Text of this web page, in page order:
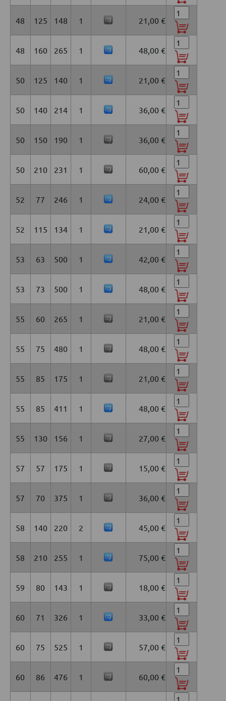
48 125 148 1 21,00 €
48 160 265 1 48,00 €
50 125 140 1 21,00 €
50 140 214 1 36,00 €
50 150 190 1 36,00 €
50 210 231 1 60,00 €
52 77 246 1 24,00 €
52 115 134 1 21,00 €
53 63 500 1 42,00 €
53 73 500 1 48,00 €
55 60 265 1 21,00 €
55 75 480 1 48,00 €
55 85 175 1 21,00 €
55 85 411 1 48,00 €
55 130 156 1 27,00 €
57 57 175 1 15,00 €
57 70 375 1 36,00 €
58 140 220 2 45,00 €
58 210 255 1 75,00 €
59 80 143 1 18,00 €
60 71 326 1 33,00 €
60 75 525 1 57,00 €
60 86 476 1 60,00 €